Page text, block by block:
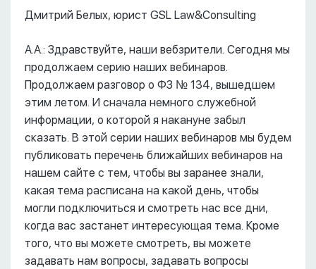
Дмитрий Белых, юрист GSL Law&Consulting
А.А.: Здравствуйте, наши вебзрители. Сегодня мы
продолжаем серию наших вебинаров.
Продолжаем разговор о ФЗ № 134, вышедшем
этим летом. И сначала немного служебной
информации, о которой я накануне забыл
сказать. В этой серии наших вебинаров мы будем
публиковать перечень ближайших вебинаров на
нашем сайте с тем, чтобы вы заранее знали,
какая тема расписана на какой день, чтобы
могли подключиться и смотреть нас все дни,
когда вас застанет интересующая тема. Кроме
того, что вы можете смотреть, вы можете
задавать нам вопросы, задавать вопросы